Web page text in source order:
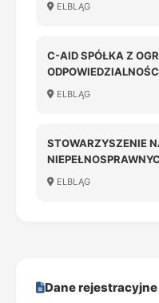
ELBLĄG
C-AID SPÓŁKA Z
ELBLĄG
STOWARZYSZENIE
ELBLĄG
Dane rejestracyjne